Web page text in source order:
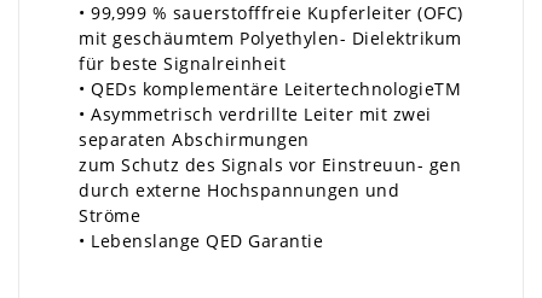
• 99,999 % sauerstofffreie Kupferleiter (OFC)
mit geschäumtem Polyethylen- Dielektrikum
für beste Signalreinheit
• QEDs komplementäre LeitertechnologieTM
• Asymmetrisch verdrillte Leiter mit zwei
separaten Abschirmungen
zum Schutz des Signals vor Einstreuun- gen
durch externe Hochspannungen und
Ströme
• Lebenslange QED Garantie